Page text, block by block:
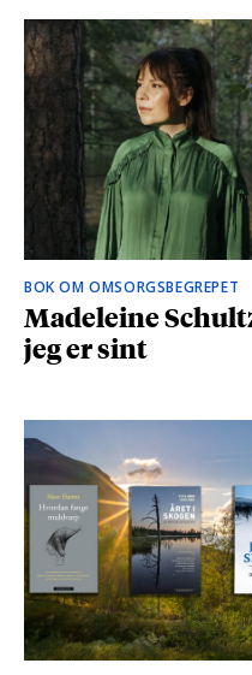
BOK OM OMSORGSBEGREPET
Madeleine
jeg er sint